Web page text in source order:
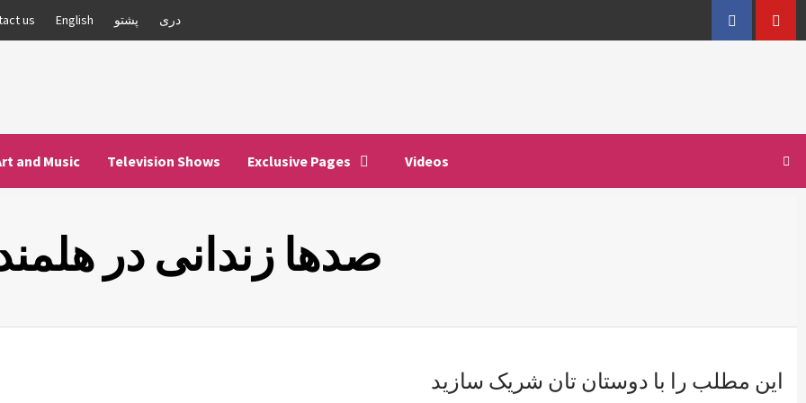
us English پشتو دری Facebook
and Music Television Shows Exclusive Pages Videos
صدها زندانی در
این مطلب را با دوستان تان شریک سازید